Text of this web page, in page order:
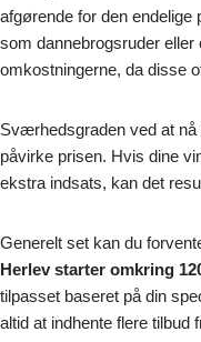
afgørende for den
som dannebrogsruder
omkostningerne, da disse
Sværhedsgraden ved at
påvirke prisen. Hvis dine
ekstra indsats, kan det
Generelt set kan du
Herlev starter omkring
tilpasset baseret på din
altid at indhente flere tilbud